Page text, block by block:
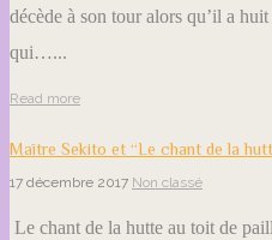
décède à son tour alors qu’il a
qui…...
Read more
Maître Sekito et “Le chant de la
17 décembre 2017 Non classé
Le chant de la hutte au toit de